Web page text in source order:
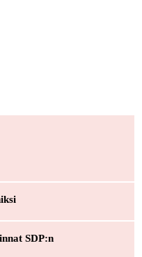
SDP:n